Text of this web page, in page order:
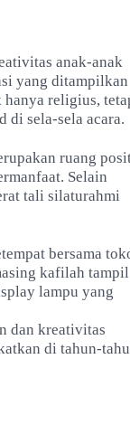
anak-anak
yang ditampilkan
hanya religius,
sela-sela acara.
ruang
Selain
tali silaturahmi
bersama
kafilah tampil
lampu yang
dan kreativitas
di tahun-